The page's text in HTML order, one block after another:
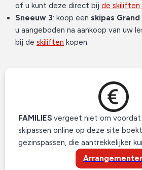
of u kunt deze direct bij de skiliften
Sneeuw 3: koop een skipas
u aangeboden na aankoop van uw
bij de skiliften kopen.
FAMILIES:vergeet niet om voordat
skipassen online op deze site boekt,
gezinspassen, die aantrekkelijker